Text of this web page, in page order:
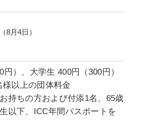
8月4日）
）、大学生 400円（300円）
様以上の団体料金
持ちの方および付添1名、65歳
以下、ICC年間パスポートを